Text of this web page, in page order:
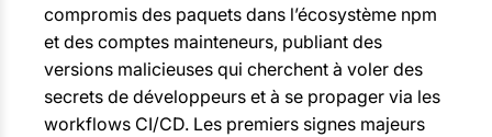
compromis des paquets dans l’écosystème npm
et des comptes mainteneurs, publiant des
versions malicieuses qui cherchent à voler des
secrets de développeurs et à se propager via les
workflows CI/CD. Les premiers signes majeurs